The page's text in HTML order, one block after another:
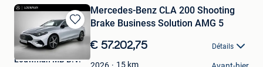
Sauvegarder
dans
Mes
Favoris
Mercedes-Benz CLA 200 Shooting
Brake Business Solution AMG 5
€ 57.202,75 Détails
2026 15 km
Louwman MB B.V.